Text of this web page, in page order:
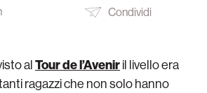
Condividi
alTour de l’Aveniril livello era
ragazzi che non solo hanno